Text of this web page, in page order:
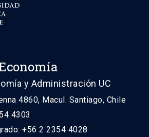
y Administración UC
4860, Macul. Santiago, Chile
4303
+56 2 2354 4028